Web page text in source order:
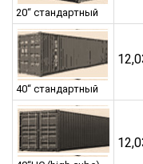
20“ стандартный
40“ стандартный